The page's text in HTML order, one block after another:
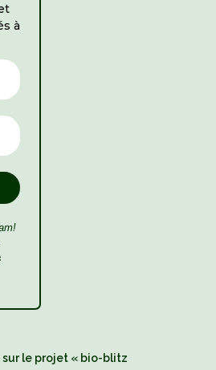
à
sur le projet « bio-blitz